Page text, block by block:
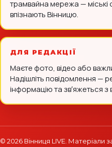
трамвайна мережа — міські
впізнають Вінницю.
ДЛЯ РЕДАКЦІЇ
Маєте фото, відео або
Надішліть повідомлення —
інформацію та звʼяжеться з
© 2026 Вінниця LIVE. Матеріали